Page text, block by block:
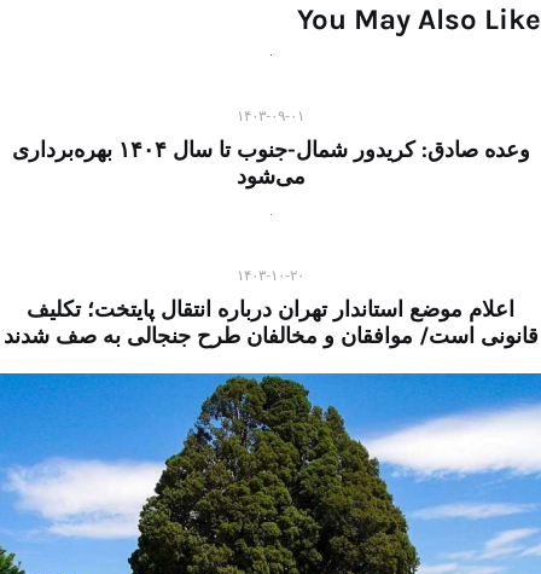
You May Also Like
۱۴۰۳-۰۹-۰۱
وعده صادق: کریدور شمال‌-‌جنوب تا سال ۱۴۰۴ بهره‌برداری
می‌شود
۱۴۰۳-۱۰-۲۰
اعلام موضع استاندار تهران درباره انتقال پایتخت؛ تکلیف
قانونی است/ موافقان و مخالفان طرح جنجالی به صف شدند